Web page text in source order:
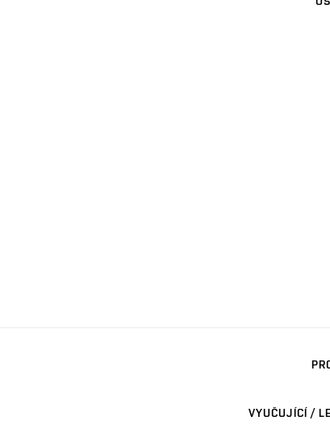
VYUČUJÍCÍ /